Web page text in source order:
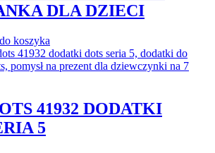
DLA DZIECI
koszyka
41932 DODATKI
5